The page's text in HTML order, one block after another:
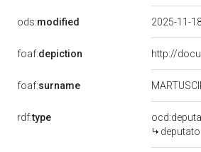
ods:modified 2025-11-
foaf:depiction http://
foaf:surname
rdf:type
deputato